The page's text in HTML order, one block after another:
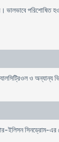
ভালভাবে পরিশোষিত
ও অন্যান্য
ইলিসন সিনড্রোম-এর